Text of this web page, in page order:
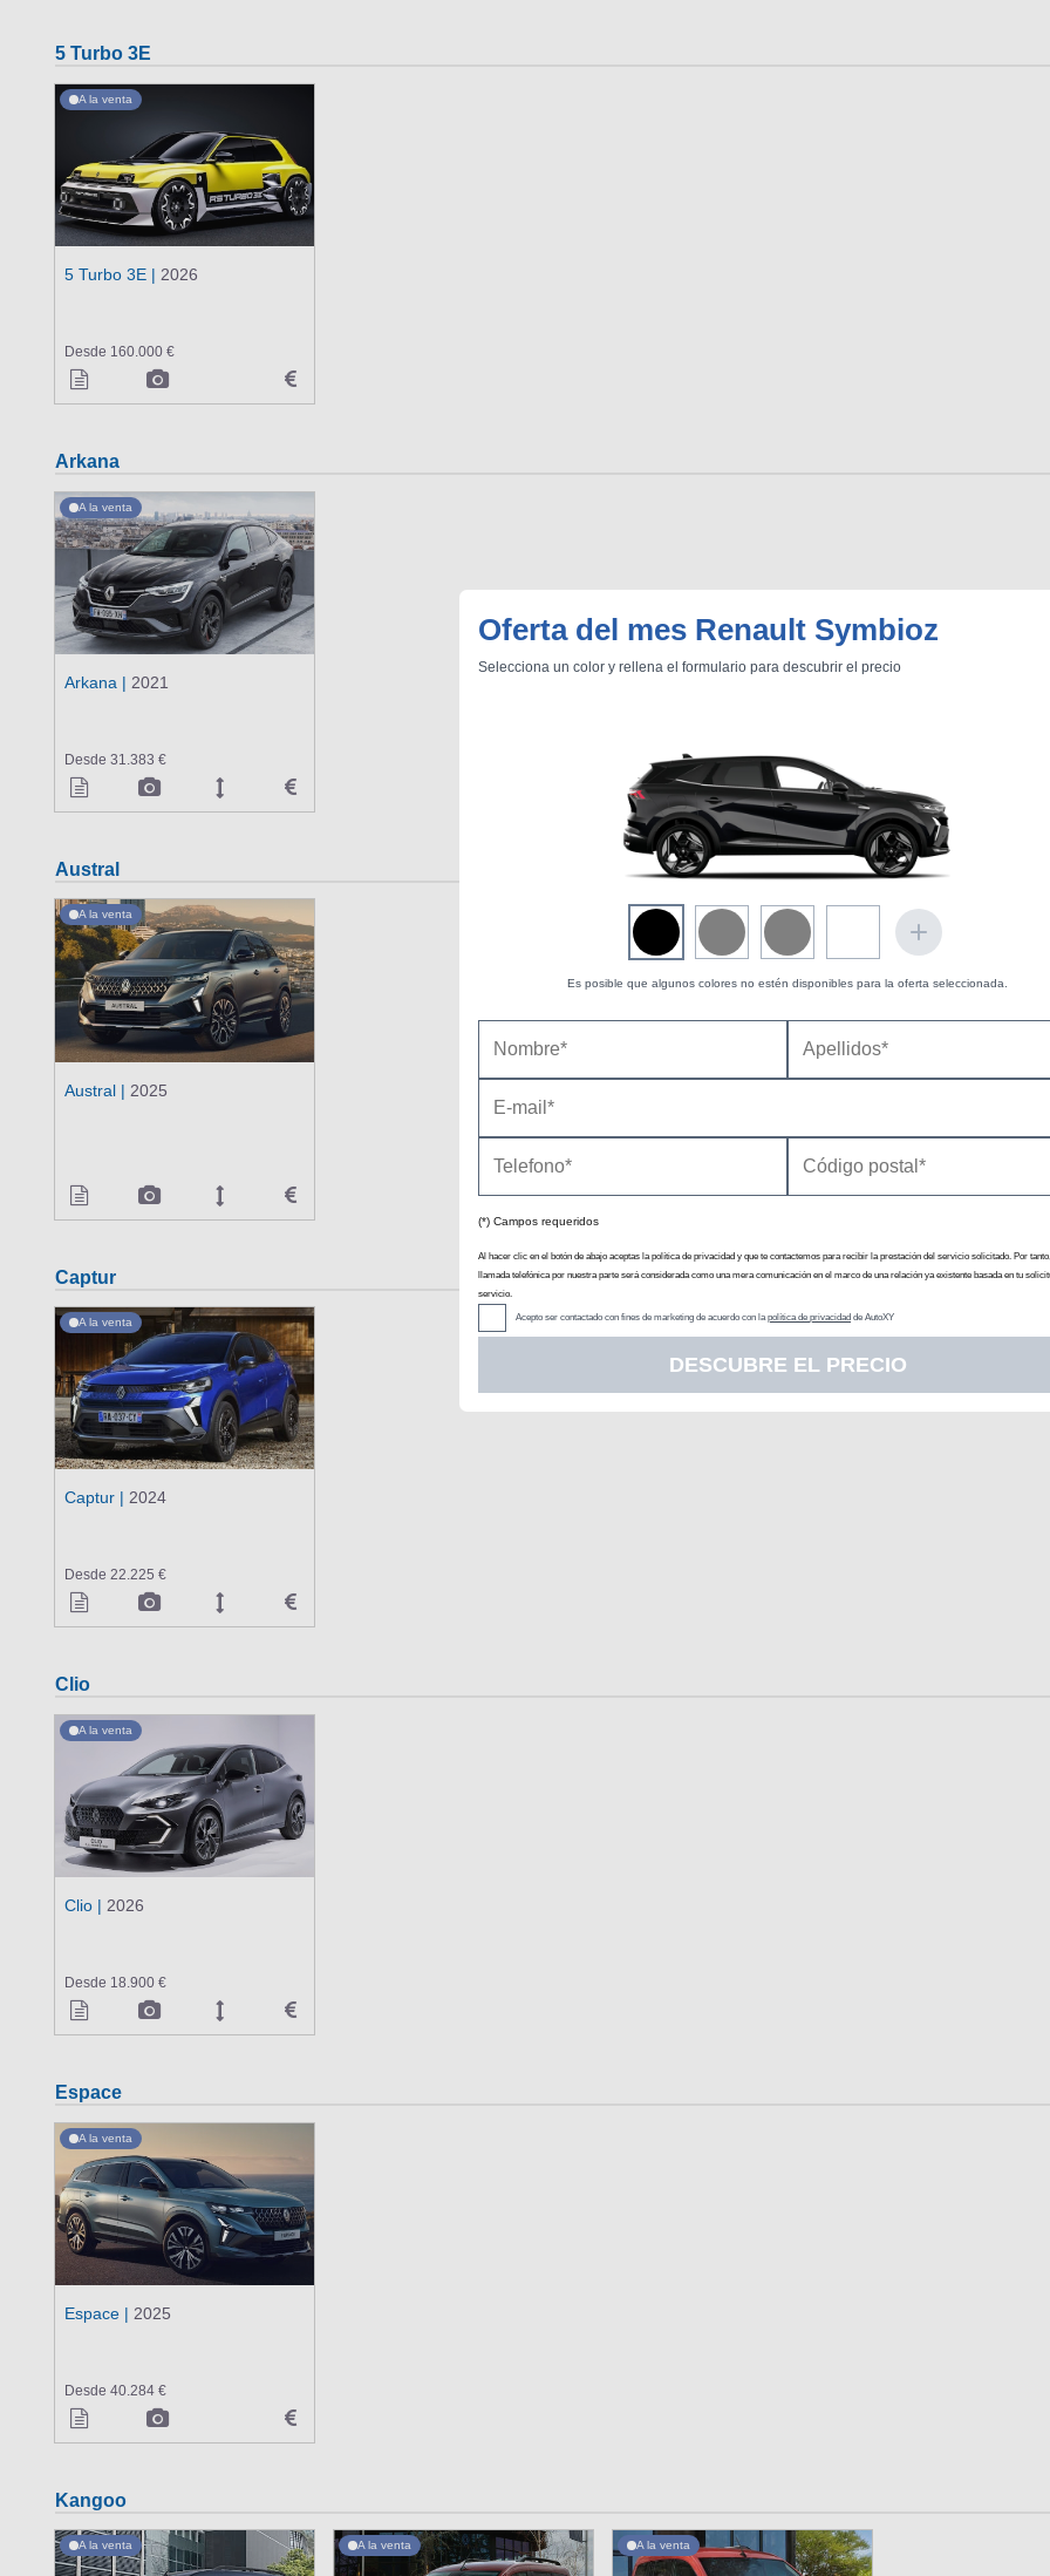
5 Turbo 3E
A la venta
5 Turbo 3E | 2026
Desde 160.000 €
Arkana
A la venta
Arkana | 2021
Desde 31.383 €
Austral
A la venta
Austral | 2025
Captur
A la venta
Captur |2024
Desde 22.225 €
Clio
A la venta
Clio | 2026
Desde 18.900 €
Espace
A la venta
Espace | 2025
Desde 40.284 €
Kangoo
A la venta A la venta A la venta
Oferta del mes Renault Symbioz
Selecciona un color y rellena el formulario para descubrir el precio
Es posible que algunos colores no estén disponibles para la oferta seleccionada.
(*) Campos requeridos
Al hacer clic en el botón de abajo aceptas la política de privacidad y que te contactemos para recibir la prestación del servicio solicitado. Por
llamada telefónica por nuestra parte será considerada como una mera comunicación en el marco de una relación ya existente basada en tu
servicio.
Acepto ser contactado con fines de marketing de acuerdo con la política de privacidad de AutoXY
DESCUBRE EL PRECIO